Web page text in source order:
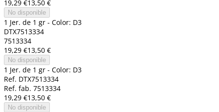
19,29 €13,50 €
No disponible
1 Jer. de 1 gr - Color: D3
DTX7513334
7513334
19,29 €13,50 €
No disponible
1 Jer. de 1 gr - Color: D3
Ref. DTX7513334
Ref. fab. 7513334
19,29 €13,50 €
No disponible